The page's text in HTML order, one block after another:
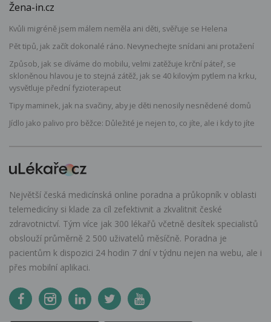
Žena-in.cz
Kvůli migréně jsem málem neměla ani děti, svěřuje se Helena
Pět tipů, jak začít dokonalé ráno. Nevynechejte snídani ani protažení
Způsob, jak se díváme do mobilu, velmi zatěžuje krční páteř, se
skloněnou hlavou je to stejná zátěž, jak se 40 kilovým pytlem na krku,
vysvětluje přední fyzioterapeut
Tipy maminek, jak na svačiny, aby je děti nenosily nesnědené domů
Jídlo jako palivo pro běžce: Důležité je nejen to, co jíte, ale i kdy to jíte
Největší česká medicínská online poradna a průkopník v oblasti
telemedicíny si klade za cíl zefektivnit a zkvalitnit české
zdravotnictví. Tým více jak 300 lékařů včetně desítek specialistů
obslouží průměrně 2 500 uživatelů měsíčně. Poradna je
pacientům k dispozici 24 hodin 7 dní v týdnu nejen na webu, ale i
přes mobilní aplikaci.